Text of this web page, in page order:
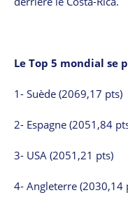
Le Top 5 mondial se
1- Suède (2069,17 pts)
2- Espagne (2051,84
3- USA (2051,21 pts)
4- Angleterre (2030,14